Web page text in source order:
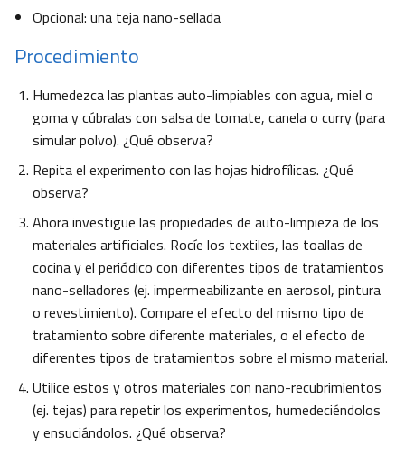
Opcional: una teja nano-sellada
Procedimiento
Humedezca las plantas auto-limpiables con agua, miel o
goma y cúbralas con salsa de tomate, canela o curry (para
simular polvo). ¿Qué observa?
Repita el experimento con las hojas hidrofílicas. ¿Qué
observa?
Ahora investigue las propiedades de auto-limpieza de los
materiales artificiales. Rocíe los textiles, las toallas de
cocina y el periódico con diferentes tipos de tratamientos
nano-selladores (ej. impermeabilizante en aerosol, pintura
o revestimiento). Compare el efecto del mismo tipo de
tratamiento sobre diferente materiales, o el efecto de
diferentes tipos de tratamientos sobre el mismo material.
Utilice estos y otros materiales con nano-recubrimientos
(ej. tejas) para repetir los experimentos, humedeciéndolos
y ensuciándolos. ¿Qué observa?